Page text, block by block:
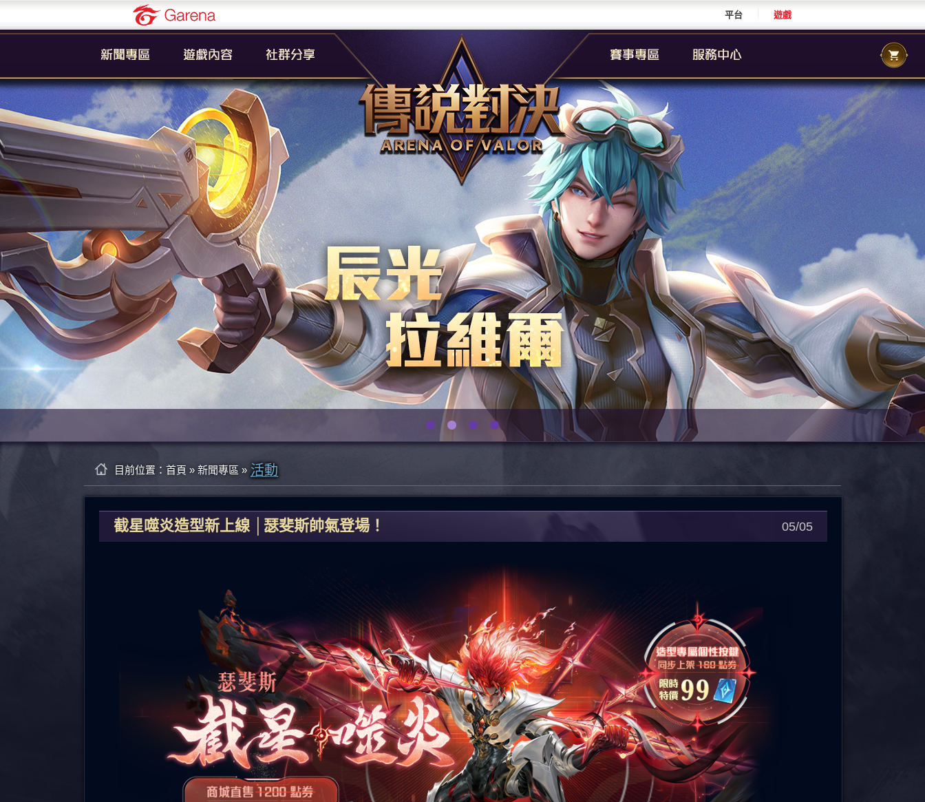
遊戲
平台
公告
活動
系統
賽事
教學
新手引導
遊戲簡介
英雄列表
裝備列表
奧義列表
挑戰者技能
官方粉絲團
YouTube
GCS 職業聯賽
傳說城市賽
校園傳說
ACS 校園聯賽
傳說國際賽
社群自辦賽事
目前位置： 首頁 » 新聞專區 » 活動
截星噬炎造型新上線 │瑟斐斯帥氣登場！ 05/05